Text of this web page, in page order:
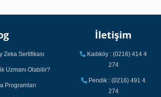
Zeka Sertifikası
Uzmanı Olabilir?
Programları
İletişim
Kadıköy : (0216) 414 4
274
Pendik : (0216) 491 4
274